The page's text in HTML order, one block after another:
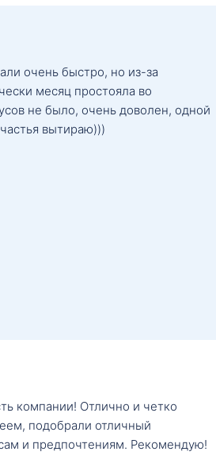
очень быстро, но из-за
месяц простояла во
не было, очень доволен, одной
вытираю)))
компании! Отлично и четко
подобрали отличный
и предпочтениям. Рекомендую!